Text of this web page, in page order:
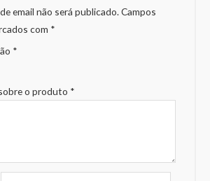
email não será publicado. Campos
com *
*
o produto *